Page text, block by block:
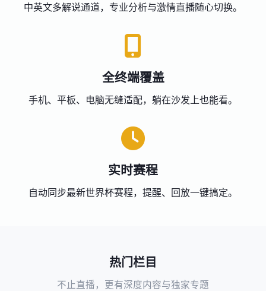
中英文多解说通道，专业分析与激情直播随心切换。
全终端覆盖
手机、平板、电脑无缝适配，躺在沙发上也能看。
实时赛程
自动同步最新世界杯赛程，提醒、回放一键搞定。
热门栏目
不止直播，更有深度内容与独家专题